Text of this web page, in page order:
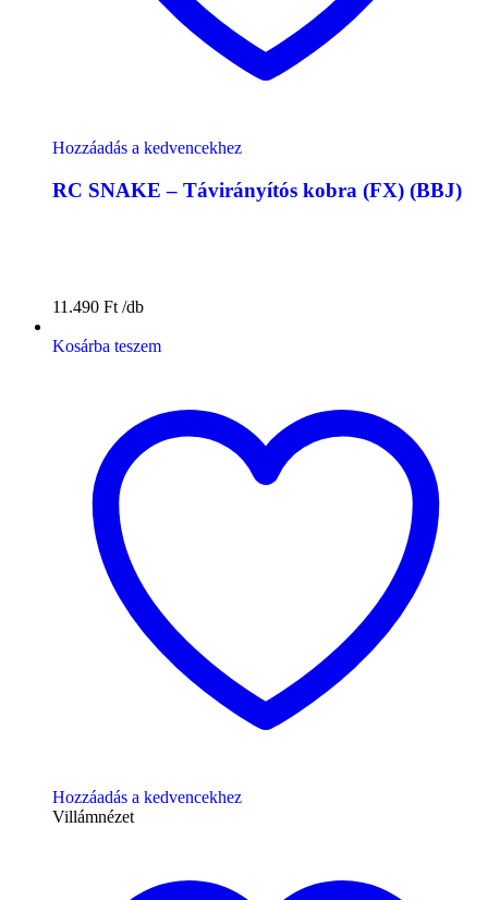
Hozzáadás a kedvencekhez
RC SNAKE – Távirányítós kobra (FX) (BBJ)
11.490 Ft
Kosárba teszem
Hozzáadás a kedvencekhez
Villámnézet